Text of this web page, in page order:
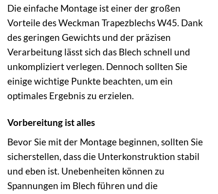
Die einfache Montage ist einer der großen
Vorteile des Weckman Trapezblechs W45. Dank
des geringen Gewichts und der präzisen
Verarbeitung lässt sich das Blech schnell und
unkompliziert verlegen. Dennoch sollten Sie
einige wichtige Punkte beachten, um ein
optimales Ergebnis zu erzielen.
Vorbereitung ist alles
Bevor Sie mit der Montage beginnen, sollten Sie
sicherstellen, dass die Unterkonstruktion stabil
und eben ist. Unebenheiten können zu
Spannungen im Blech führen und die